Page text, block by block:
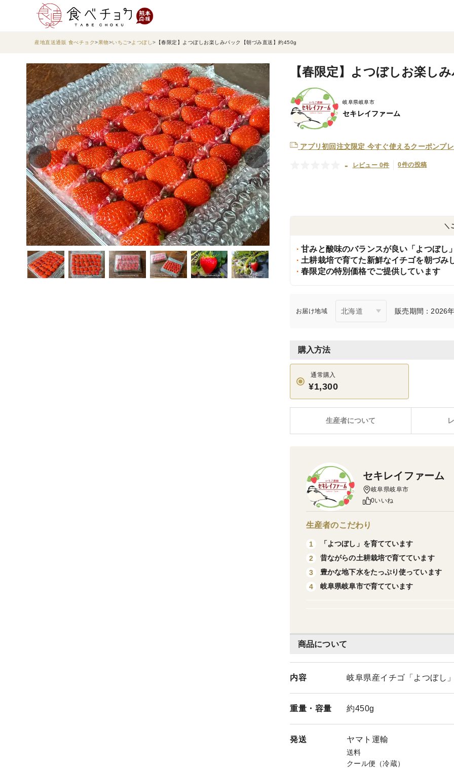
産地直送通販 食べチョク 果物 いちご よつぼし 【春限定】よつぼしお楽しみパック【朝づみ直送】約450g
【春限定】よつぼしお楽し
岐阜県岐阜市
セキレイファーム
アプリ初回注文限定 今すぐ使えるクーポンプ
- レビュー 0件 0件の投稿
＼
甘みと酸味のバランスが良い「よつぼし
土耕栽培で育てた新鮮なイチゴを朝づみ
春限定の特別価格でご提供しています
お届け地域 販売期間：2026
購入方法
通常購入
¥1,300
生産者について
商品について
内容 岐阜県産イチゴ「よつぼし
重量・ 容量 約450g
発送 ヤマト運輸
送料
クール便（冷蔵）
セキレイファーム
岐阜県岐阜市
0いいね
生産者のこだわり
1
「よつぼし」を育てています
2
昔ながらの土耕栽培で育てています
3
豊かな地下水をたっぷり使っています
4
岐阜県岐阜市で育てています